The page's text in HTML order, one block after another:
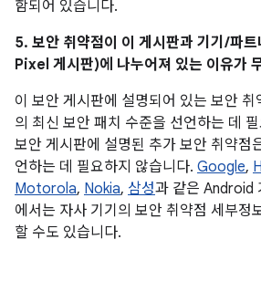
함되어 있습니다.
5. 보안 취약점이 이 게시판과 기기/파
Pixel 게시판)에 나누어져 있는 이유가
이 보안 게시판에 설명되어 있는 보안 취
의 최신 보안 패치 수준을 선언하는 데
보안 게시판에 설명된 추가 보안 취약점
언하는 데 필요하지 않습니다. Google,
Motorola, Nokia, 삼성과 같은 Android
에서는 자사 기기의 보안 취약점 세부정
할 수도 있습니다.